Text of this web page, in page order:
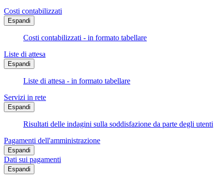
Costi contabilizzati
Espandi
Costi contabilizzati - in formato tabellare
Liste di attesa
Espandi
Liste di attesa - in formato tabellare
Servizi in rete
Espandi
Risultati delle indagini sulla soddisfazione da parte degli utenti
Pagamenti dell'amministrazione
Espandi
Dati sui pagamenti
Espandi